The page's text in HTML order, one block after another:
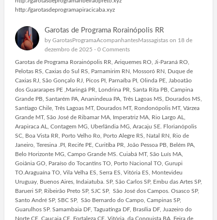
http://garotasdeprogramapiracicaba.xyz
Garotas de Programa Rorainópolis RR
by GarotasProgramaAcompanhantesMassagistason 18 de
dezembro de 2025 - 0 Comments
Garotas de Programa Rorainópolis RR, Ariquemes RO, Ji-Paraná RO,
Pelotas RS, Caxias do Sul RS, Parnamirim RN, Mossoró RN, Duque de
Caxias RJ, São Gonçalo RJ, Picos PI, Parnaíba PI, Olinda PE, Jaboatão
dos Guararapes PE ,Maringá PR, Londrina PR, Santa Rita PB, Campina
Grande PB, Santarém PA, Ananindeua PA, Três Lagoas MS, Dourados MS,
Santiago Chile, Três Lagoas MT, Dourados MT, Rondonópolis MT, Várzea
Grande MT, São José de Ribamar MA, Imperatriz MA, Rio Largo AL,
Arapiraca AL, Contagem MG, Uberlândia MG, Aracaju SE. Florianópolis
SC, Boa Vista RR, Porto Velho Ro, Porto Alegre RS, Natal RN, Rio de
Janeiro, Teresina .PI, Recife PE, Curitiba PR, João Pessoa PB, Belém PA,
Belo Horizonte MG, Campo Grande MS. Cuiabá MT, São Luís MA,
Goiânia GO, Paraíso do Tocantins TO, Porto Nacional TO, Gurupi
TO.Araguaína TO, Vila Velha ES, Serra ES, Vitória ES, Montevideu
Uruguay, Buenos Aires, Indaiatuba. SP, São Carlos SP, Embu das Artes SP,
Barueri SP, Ribeirão Preto SP, SJC SP, São José dos Campos. Osasco SP,
Santo André SP, SBC SP, São Bernardo do Campo, Campinas SP,
Guarulhos SP. Samambaia DF, Taguatinga DF, Brasília DF, Juazeiro do
Norte CE, Caucaia CE, Fortaleza CE. Vitória. da Conquista BA, Feira de